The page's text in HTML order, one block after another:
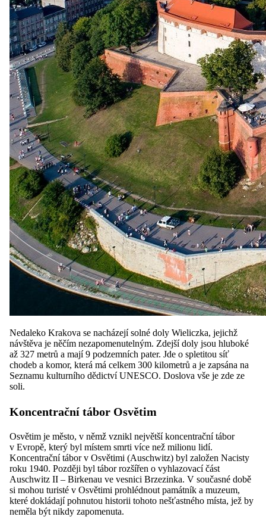
Nedaleko Krakova se nacházejí solné doly Wieliczka, jejichž
návštěva je něčím nezapomenutelným. Zdejší doly jsou hluboké
až 327 metrů a mají 9 podzemních pater. Jde o spletitou síť
chodeb a komor, která má celkem 300 kilometrů a je zapsána na
Seznamu kulturního dědictví UNESCO. Doslova vše je zde ze
soli.
Koncentrační tábor Osvětim
Osvětim je město, v němž vznikl největší koncentrační tábor
v Evropě, který byl místem smrti více než milionu lidí.
Koncentrační tábor v Osvětimi (Auschwitz) byl založen Nacisty
roku 1940. Později byl tábor rozšířen o vyhlazovací část
Auschwitz II – Birkenau ve vesnici Brzezinka. V současné době
si mohou turisté v Osvětimi prohlédnout památník a muzeum,
které dokládají pohnutou historii tohoto nešťastného místa, jež by
neměla být nikdy zapomenuta.